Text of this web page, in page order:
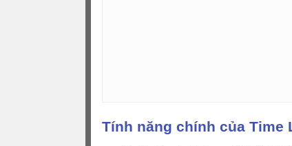
Tính năng chính của Time